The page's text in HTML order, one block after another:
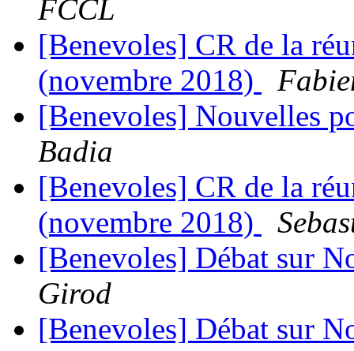
FCCL
[Benevoles] CR de la
(novembre 2018)
[Benevoles] Nouvelles
Badia
[Benevoles] CR de la
(novembre 2018)
[Benevoles] Débat sur
Girod
[Benevoles] Débat sur